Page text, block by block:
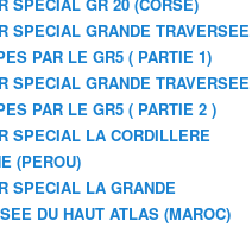
SPECIAL GRANDE TRAVERSEE
PAR LE GR5 ( PARTIE 1)
SPECIAL GRANDE TRAVERSEE
PAR LE GR5 ( PARTIE 2 )
SPECIAL LA CORDILLERE
(PEROU)
SPECIAL LA GRANDE
DU HAUT ATLAS (MAROC)